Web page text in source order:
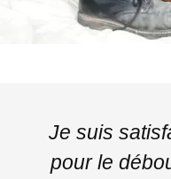
Je suis
pour le